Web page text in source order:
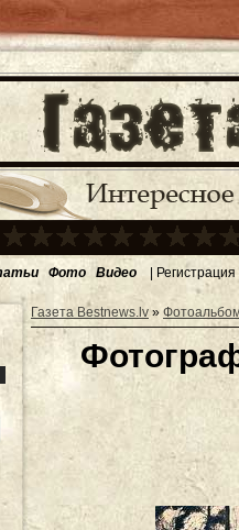
Фото Видео | Регистрация
Газета Bestnews.lv»